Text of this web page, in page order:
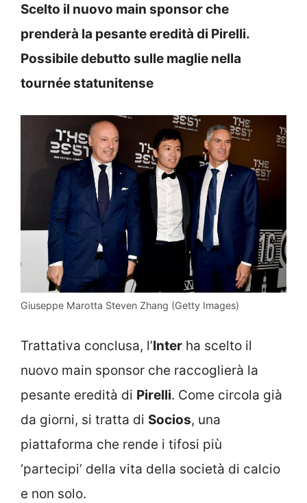
Scelto il nuovo main sponsor che
prenderà la pesante eredità di Pirelli.
Possibile debutto sulle maglie nella
tournée statunitense
Giuseppe Marotta Steven Zhang (Getty Images)
Trattativa conclusa, l’Inter ha scelto il
nuovo main sponsor che raccoglierà la
pesante eredità di Pirelli. Come circola già
da giorni, si tratta di Socios, una
piattaforma che rende i tifosi più
‘partecipi’ della vita della società di calcio
e non solo.